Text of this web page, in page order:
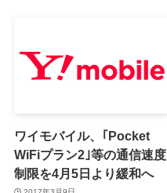
ワイモバイル、｢Pocket
WiFiプラン2｣等の通信速度
制限を4月5日より緩和へ